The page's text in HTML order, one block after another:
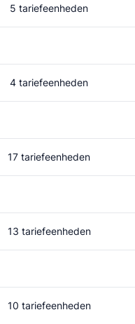
5 tariefeenheden
4 tariefeenheden
17 tariefeenheden
13 tariefeenheden
10 tariefeenheden